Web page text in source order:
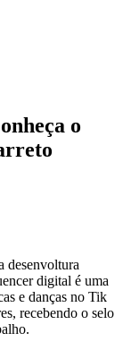
o
desenvoltura
digital é uma
e danças no Tik
recebendo o selo